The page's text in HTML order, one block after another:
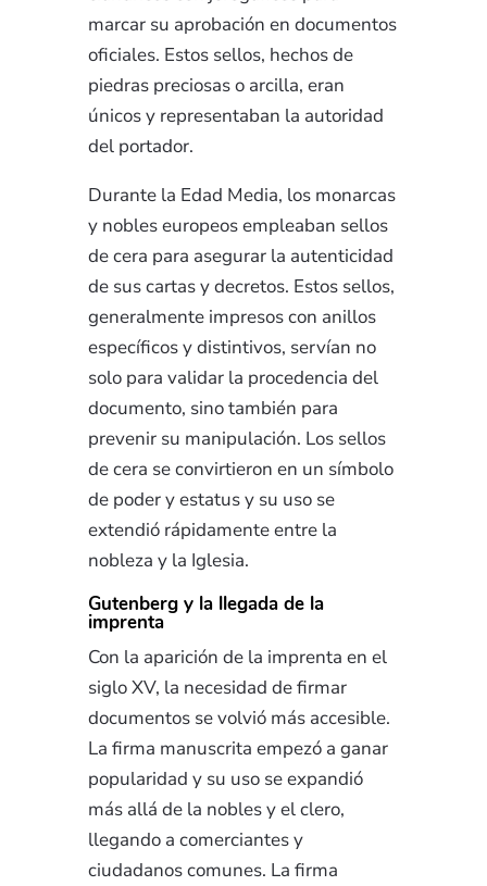
marcar su aprobación en documentos
oficiales. Estos sellos, hechos de
piedras preciosas o arcilla, eran
únicos y representaban la autoridad
del portador.
Durante la Edad Media, los monarcas
y nobles europeos empleaban sellos
de cera para asegurar la autenticidad
de sus cartas y decretos. Estos sellos,
generalmente impresos con anillos
específicos y distintivos, servían no
solo para validar la procedencia del
documento, sino también para
prevenir su manipulación. Los sellos
de cera se convirtieron en un símbolo
de poder y estatus y su uso se
extendió rápidamente entre la
nobleza y la Iglesia.
Gutenberg y la llegada de la
imprenta
Con la aparición de la imprenta en el
siglo XV, la necesidad de firmar
documentos se volvió más accesible.
La firma manuscrita empezó a ganar
popularidad y su uso se expandió
más allá de la nobles y el clero,
llegando a comerciantes y
ciudadanos comunes. La firma